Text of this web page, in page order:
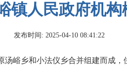
镇人民政府机构
发布时间: 2025-04-10 08:41:22
汤峪乡和小法仪乡合并组建而成